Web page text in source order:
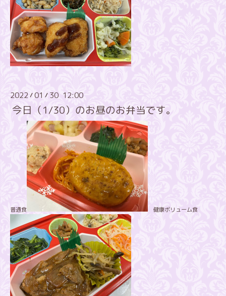
2022 /01 / 30 12:00
今日（1/30）のお昼のお弁当です。
普通食 健康ボリューム食